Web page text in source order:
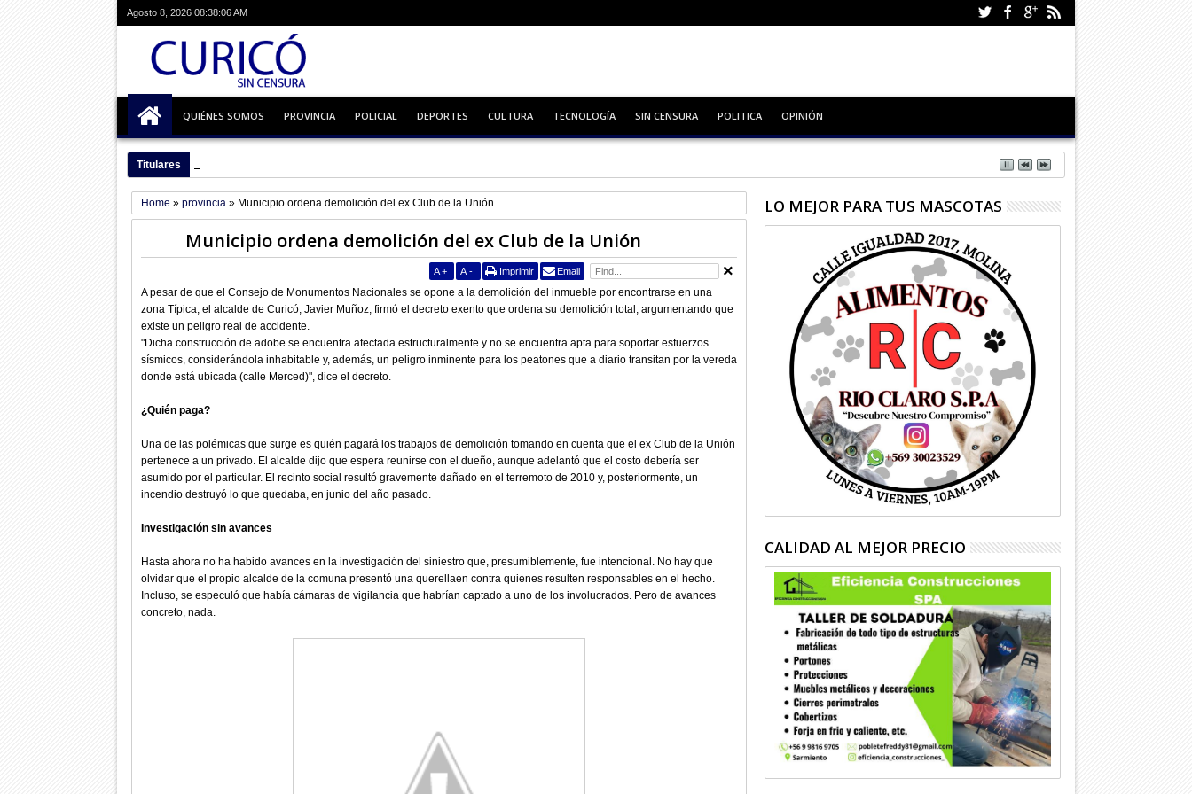
Agosto 8, 2026 08:38:07 AM
QUIÉNES SOMOS PROVINCIA POLICIAL DEPORTES CULTURA TECNOLOGÍA SIN CENSURA POLITICA OPINIÓN
Titulares
Home » provincia » Municipio ordena demolición del ex Club de la Unión
Municipio ordena demolición del ex Club de la Unión
A + A - Imprimir Email
A pesar de que el Consejo de Monumentos Nacionales se opone a la demolición del inmueble por encontrarse en una
zona Típica, el alcalde de Curicó, Javier Muñoz, firmó el decreto exento que ordena su demolición total, argumentando que
existe un peligro real de accidente.
"Dicha construcción de adobe se encuentra afectada estructuralmente y no se encuentra apta para soportar esfuerzos
sísmicos, considerándola inhabitable y, además, un peligro inminente para los peatones que a diario transitan por la vereda
donde está ubicada (calle Merced)", dice el decreto.
¿Quién paga?
Una de las polémicas que surge es quién pagará los trabajos de demolición tomando en cuenta que el ex Club de la Unión
pertenece a un privado. El alcalde dijo que espera reunirse con el dueño, aunque adelantó que el costo debería ser
asumido por el particular. El recinto social resultó gravemente dañado en el terremoto de 2010 y, posteriormente, un
incendio destruyó lo que quedaba, en junio del año pasado.
Investigación sin avances
Hasta ahora no ha habido avances en la investigación del siniestro que, presumiblemente, fue intencional. No hay que
olvidar que el propio alcalde de la comuna presentó una querellaen contra quienes resulten responsables en el hecho.
Incluso, se especuló que había cámaras de vigilancia que habrían captado a uno de los involucrados. Pero de avances
concreto, nada.
LO MEJOR PARA TUS MASCOTAS
CALIDAD AL MEJOR PRECIO